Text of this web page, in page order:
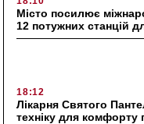
Місто посилює
12 потужних станцій
18:12
Лікарня Святого
техніку для комфорту